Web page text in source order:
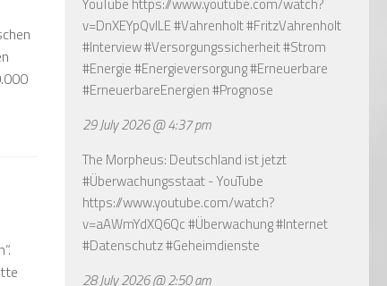
v=DnXEYpQvILE#Vahrenholt #FritzVahrenholt
#Interview #Versorgungssicherheit #Strom
#Energie #Energieversorgung #Erneuerbare
#ErneuerbareEnergien #Prognose
29 July 2026 @ 4:37 pm
The Morpheus: Deutschland ist jetzt
#Überwachungsstaat - YouTube
https://www.youtube.com/watch?
v=aAWmYdXQ6Qc#Überwachung #Internet
#Datenschutz #Geheimdienste
28 July 2026 @ 2:50 am